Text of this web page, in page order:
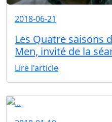
2018-06-21
Les Quatre saisons
Men, invité de la
Lire l'article